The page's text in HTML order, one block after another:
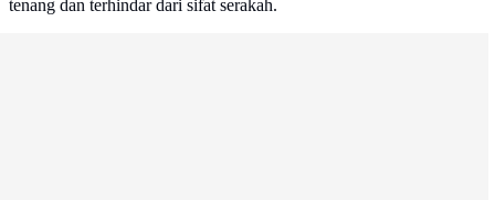
tenang dan terhindar dari sifat serakah.